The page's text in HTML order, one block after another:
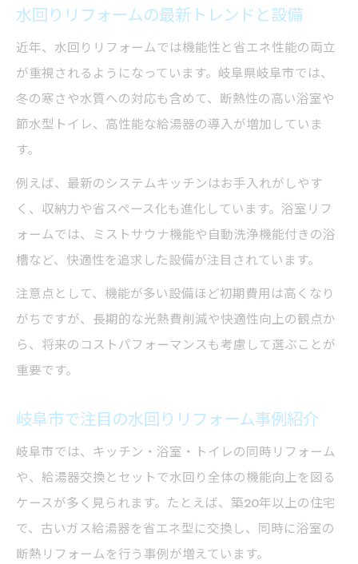
水回りリフォームの最新トレンドと設備
近年、水回りリフォームでは機能性と省エネ性能の両立
が重視されるようになっています。岐阜県岐阜市では、
冬の寒さや水質への対応も含めて、断熱性の高い浴室や
節水型トイレ、高性能な給湯器の導入が増加していま
す。
例えば、最新のシステムキッチンはお手入れがしやす
く、収納力や省スペース化も進化しています。浴室リフ
ォームでは、ミストサウナ機能や自動洗浄機能付きの浴
槽など、快適性を追求した設備が注目されています。
注意点として、機能が多い設備ほど初期費用は高くなり
がちですが、長期的な光熱費削減や快適性向上の観点か
ら、将来のコストパフォーマンスも考慮して選ぶことが
重要です。
岐阜市で注目の水回りリフォーム事例紹介
岐阜市では、キッチン・浴室・トイレの同時リフォーム
や、給湯器交換とセットで水回り全体の機能向上を図る
ケースが多く見られます。たとえば、築20年以上の住宅
で、古いガス給湯器を省エネ型に交換し、同時に浴室の
断熱リフォームを行う事例が増えています。